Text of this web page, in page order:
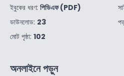
ইবুকের ধরণ: পিডিএফ (PDF)
ডাউনলোড: 23
মোট পৃষ্ঠা: 102
অনলাইনে পড়ুন